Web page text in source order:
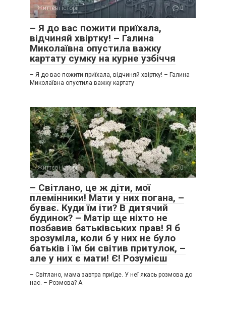
Життєві історії 0
– Я до вас пожити приїхала,
відчиняй хвіртку! – Галина
Миколаївна опустила важку
картату сумку на курне узбіччя
– Я до вас пожити приїхала, відчиняй хвіртку! – Галина
Миколаївна опустила важку картату
Життєві історії 0
– Світлано, це ж діти, мої
племінники! Мати у них погана, –
буває. Куди їм іти? В дитячий
будинок? – Матір ще ніхто не
позбавив батьківських прав! Я б
зрозуміла, коли б у них не було
батьків і їм би світив притулок, –
але у них є мати! Є! Розумієш
– Світлано, мама завтра приїде. У неї якась розмова до
нас. – Розмова? А